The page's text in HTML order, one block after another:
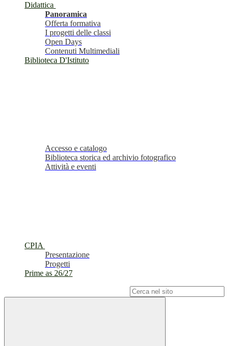
Didattica
Panoramica
Offerta formativa
I progetti delle classi
Open Days
Contenuti Multimediali
Biblioteca D'Istituto
Accesso e catalogo
Biblioteca storica ed archivio fotografico
Attività e eventi
CPIA
Presentazione
Progetti
Prime as 26/27